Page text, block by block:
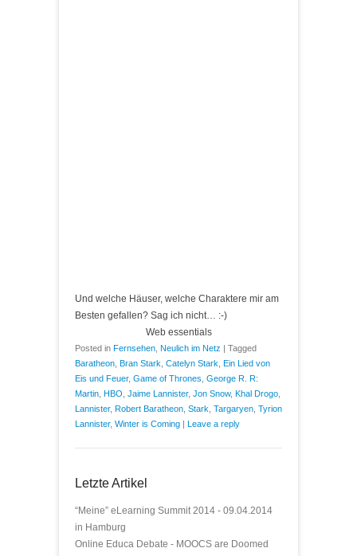
Und welche Häuser, welche Charaktere mir am
Besten gefallen? Sag ich nicht… :-)
Web essentials
Posted in Fernsehen Neulich im Netz | Tagged
Baratheon Bran Stark Catelyn Stark Ein Lied von
Eis und Feuer, Game of Thrones George R. R:
Martin HBO Jaime Lannister, Jon Snow, Khal Drogo
Lannister, Robert Baratheon Stark Targaryen Tyrion
Lannister, Winter is Coming | Leave a reply
Letzte Artikel
“Meine” eLearning Summit 2014 - 09.04.2014
in Hamburg
Online Educa Debate - MOOCS are Doomed